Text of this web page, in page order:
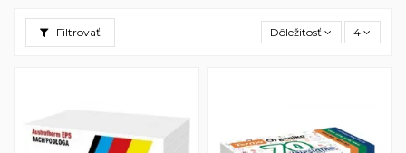
Filtrovať Dôležitosť 4